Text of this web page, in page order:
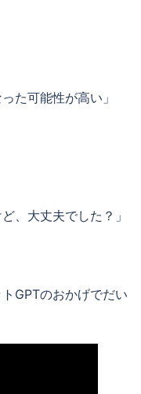
た可能性が高い」
、大丈夫でした？」
GPTのおかげでだい